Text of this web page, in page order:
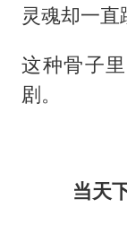
灵魂却一直
这种骨子
剧。
当天